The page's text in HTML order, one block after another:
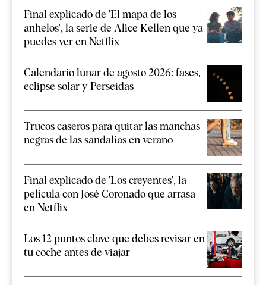
Final explicado de 'El mapa de los
anhelos', la serie de Alice Kellen que ya
puedes ver en Netflix
Calendario lunar de agosto 2026: fases,
eclipse solar y Perseidas
Trucos caseros para quitar las manchas
negras de las sandalias en verano
Final explicado de 'Los creyentes', la
película con José Coronado que arrasa
en Netflix
Los 12 puntos clave que debes revisar en
tu coche antes de viajar